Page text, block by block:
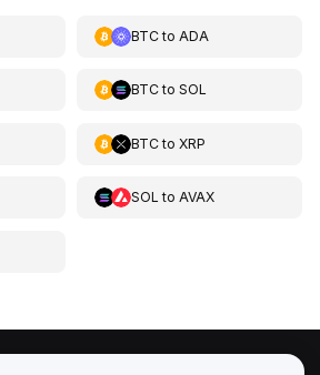
BTCto ADA
BTCto SOL
BTCto XRP
SOL to AVAX